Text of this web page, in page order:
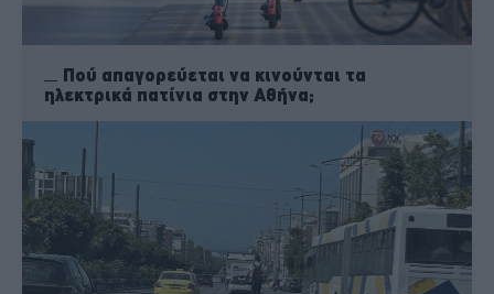
Πού απαγορεύεται να κινούνται τα
ηλεκτρικά πατίνια στην Αθήνα;